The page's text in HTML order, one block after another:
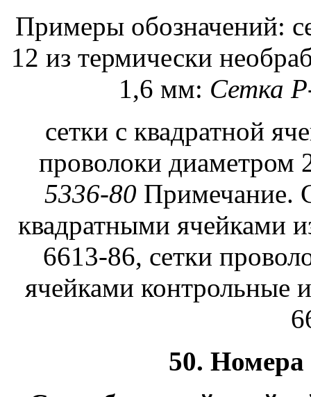
Примеры обозначений:
12 из термически
1,6 мм: Сетка
сетки с квадратной
проволоки диаметром
5336-80 Примечание.
квадратными ячейками
6613-86, сетки
ячейками контрольные
50. Номера